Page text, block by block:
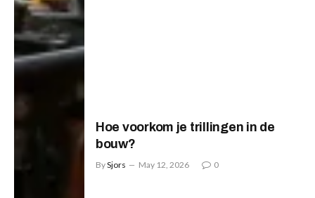
Hoe voorkom je trillingen in de
bouw?
BySjors May 12, 2026 0